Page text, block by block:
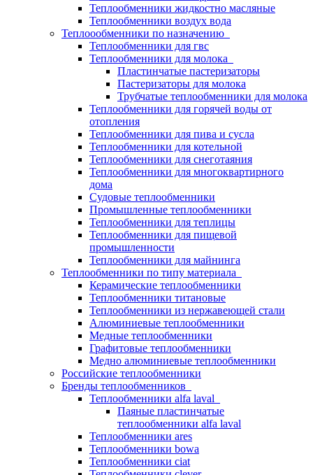
Теплообменники жидкостно масляные
Теплообменники воздух вода
Теплоообменники по назначению
Теплообменники для гвс
Теплообменники для молока
Пластинчатые пастеризаторы
Пастеризаторы для молока
Трубчатые теплообменники для молока
Теплообменники для горячей воды от
отопления
Теплообменники для пива и сусла
Теплообменники для котельной
Теплообменники для снеготаяния
Теплообменники для многоквартирного
дома
Судовые теплообменники
Промышленные теплообменники
Теплообменники для теплицы
Теплообменники для пищевой
промышленности
Теплообменники для майнинга
Теплообменники по типу материала
Керамические теплообменники
Теплообменники титановые
Теплообменники из нержавеющей стали
Алюминиевые теплообменники
Медные теплообменники
Графитовые теплообменники
Медно алюминиевые теплообменники
Российские теплообменники
Бренды теплообменников
Теплообменники alfa laval
Паяные пластинчатые
теплообменники alfa laval
Теплообменники ares
Теплообменники bowa
Теплообменники ciat